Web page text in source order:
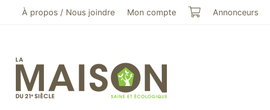
Aller au menu principal
Aller au contenu principal
À propos / Nous joindre Mon compte Mon panier
Annonceurs